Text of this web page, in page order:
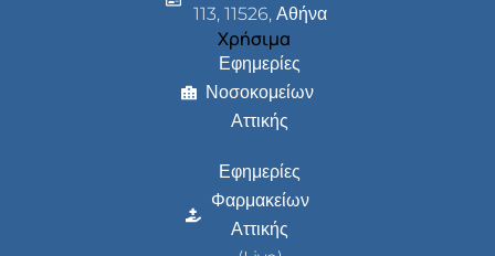
113, 11526, Αθήνα
Χρήσιμα
Εφημερίες
Νοσοκομείων
Αττικής
Εφημερίες
Φαρμακείων
Αττικής